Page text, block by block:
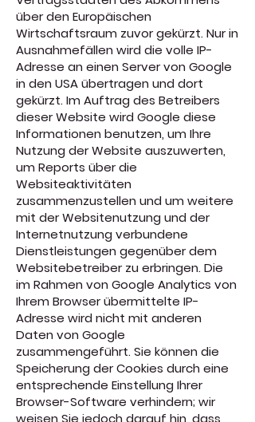
über den Europäischen
Wirtschaftsraum zuvor gekürzt. Nur in
Ausnahmefällen wird die volle IP-
Adresse an einen Server von Google
in den USA übertragen und dort
gekürzt. Im Auftrag des Betreibers
dieser Website wird Google diese
Informationen benutzen, um Ihre
Nutzung der Website auszuwerten,
um Reports über die
Websiteaktivitäten
zusammenzustellen und um weitere
mit der Websitenutzung und der
Internetnutzung verbundene
Dienstleistungen gegenüber dem
Websitebetreiber zu erbringen. Die
im Rahmen von Google Analytics von
Ihrem Browser übermittelte IP-
Adresse wird nicht mit anderen
Daten von Google
zusammengeführt. Sie können die
Speicherung der Cookies durch eine
entsprechende Einstellung Ihrer
Browser-Software verhindern; wir
weisen Sie jedoch darauf hin, dass